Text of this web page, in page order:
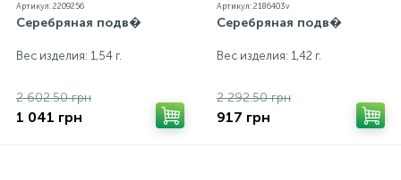
Артикул: 2209256
Серебряная подв�
Вес изделия: 1,54 г.
2 602.50 грн
1 041 грн
Артикул: 2186403v
Серебряная подв�
Вес изделия: 1,42 г.
2 292.50 грн
917 грн